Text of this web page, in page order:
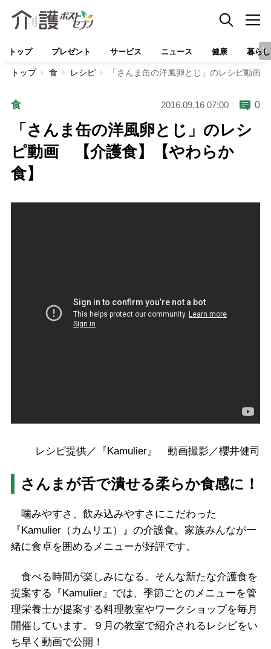
トップ プレゼント サービス ニュース 健康 暮らし
トップ 食 レシピ 「さんま缶の洋風卵とじ」のレシピ動画
食 2016.09.16 07:00 0
「さんま缶の洋風卵とじ」のレシ
ピ動画 【介護食】【やわらか
食】
レシピ提供／『Kamulier』動画撮影／櫻井健司
さんまが舌で潰せる柔らか食感に！
噛みやすさ、飲み込みやすさにこだわった
『Kamulier（カムリエ）』の介護食。家族みんなが一
緒に食卓を囲めるメニューが好評です。
食べる時間が楽しみになる。そんな新たな介護食を
提案する『Kamulier』では、季節ごとのメニューを管
理栄養士が提案する料理教室やワークショップを毎月
開催しています。９月の教室で紹介されるレシピをい
ち早く動画で公開！